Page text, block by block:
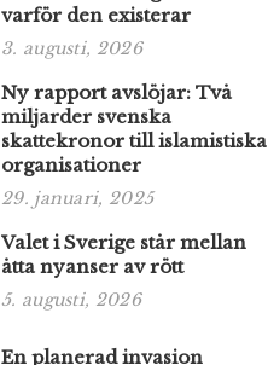
varför den existerar
3. augusti, 2026
Ny rapport avslöjar: Två
miljarder svenska
skattekronor till islamistiska
organisationer
29. januari, 2025
Valet i Sverige står mellan
åtta nyanser av rött
5. augusti, 2026
En planerad invasion